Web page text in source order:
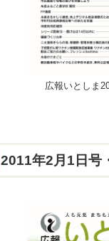
広報いとしま
2011年2月1日号